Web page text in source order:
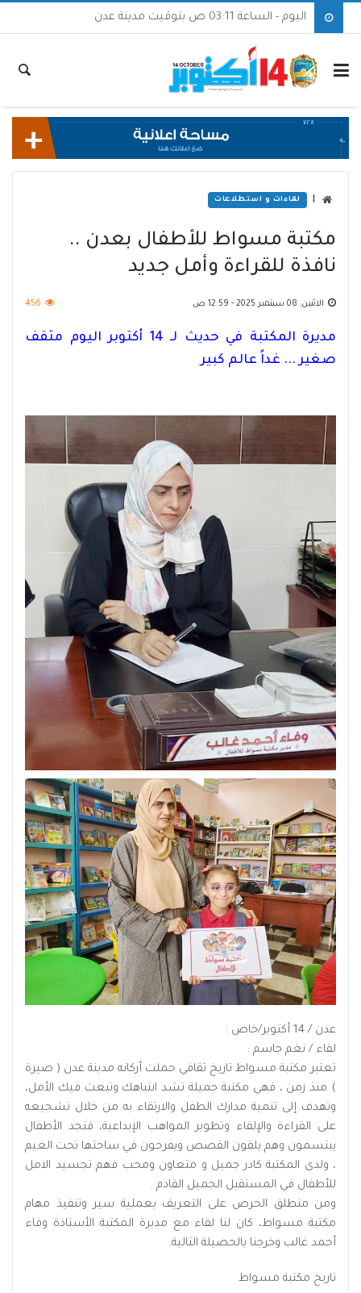
اليوم - الساعة 03:11 ص بتوقيت مدينة عدن
لقاءات و استطلاعات
مكتبة مسواط للأطفال بعدن ..
نافذة للقراءة وأمل جديد
الاثنين, 08 سبتمبر 2025 - 12:59 ص 456
مديرة المكتبة في حديث لـ 14 أكتوبر اليوم مثقف
صغير ... غداً عالم كبير
عدن / 14 أكتوبر/خاص :
لقاء / نغم جاسم :
تعتبر مكتبة مسواط تاريخ ثقافي حملت أركانه مدينة عدن ( صيرة
) منذ زمن ، فهي مكتبة جميلة تشد انتباهك وتبعث فيك الأمل،
وتهدف إلى تنمية مدارك الطفل والارتقاء به من خلال تشجيعه
على القراءة والإلقاء وتطوير المواهب الإبداعية، فتجد الأطفال
يبتسمون وهم يلقون القصص ويفرحون في ساحتها تحت الغيم
، ولدى المكتبة كادر جميل و متعاون ومحب فهم تجسيد الامل
للأطفال في المستقبل الجميل القادم .
ومن منطلق الحرص على التعريف بعملية سير وتنفيذ مهام
مكتبة مسواط، كان لنا لقاء مع مديرة المكتبة الأستاذة وفاء
أحمد غالب وخرجنا بالحصيلة التالية.
تاريخ مكتبة مسواط